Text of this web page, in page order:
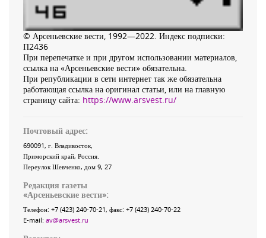
© Арсеньевские вести, 1992—2022. Индекс подписки:
П2436
При перепечатке и при другом использовании материалов,
ссылка на «Арсеньевские вести» обязательна.
При републикации в сети интернет так же обязательна
работающая ссылка на оригинал статьи, или на главную
страницу сайта: https://www.arsvest.ru/
Почтовый адрес:
690091, г. Владивосток,
Приморский край, Россия
Переулок Шевченко, дом 9, 27
Редакция газеты
«Арсеньевские вести»:
Телефон: +7 (423) 240-70-21, факс: +7 (423) 240-70-22
E-mail: av@arsvest.ru